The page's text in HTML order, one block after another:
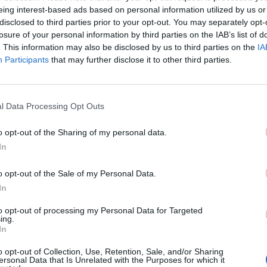
interest-based ads based on personal information utilized by us
to third parties prior to your opt-out. You may separately
of your personal information by third parties on the IAB’s list of
This information may also be disclosed by us to third parties on the
Participants that may further disclose it to other third parties.
Data Processing Opt Outs
opt-out of the Sharing of my personal data.
opt-out of the Sale of my Personal Data.
opt-out of processing my Personal Data for Targeted
opt-out of Collection, Use, Retention, Sale, and/or Sharing
Data that Is Unrelated with the Purposes for which it
mł. asp. Weronika Wujek w rozmowie z Warszawą w Pigułce,
łuku drogi stracił panowanie nad pojazdem i uderzył w przydrożne